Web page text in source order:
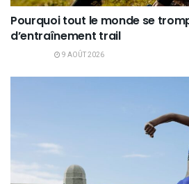
Pourquoi tout le monde se
d’entraînement trail
9 AOÛT 2026